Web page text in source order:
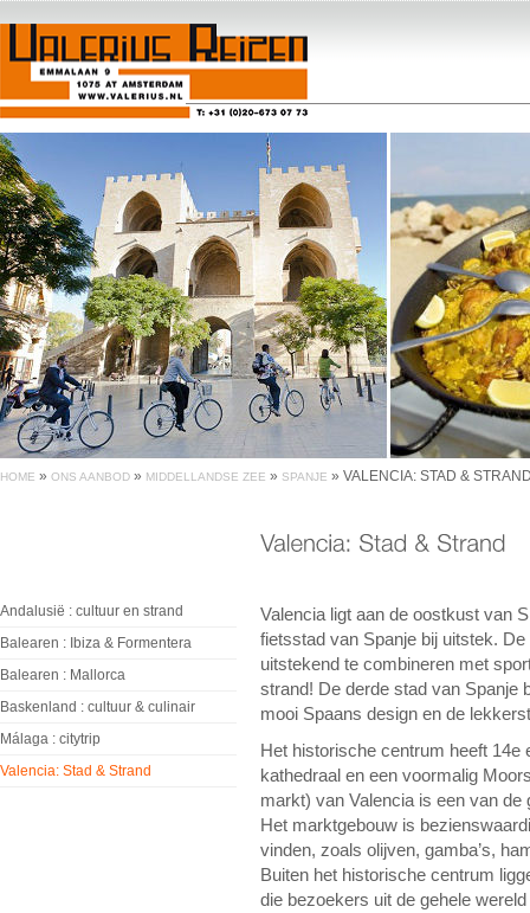
HOME » ONS AANBOD » MIDDELLANDSE ZEE » SPANJE » VALENCIA: STAD &
Andalusië : cultuur en strand
Balearen : Ibiza & Formentera
Balearen : Mallorca
Baskenland : cultuur & culinair
Málaga : citytrip
Valencia: Stad & Strand
Valencia ligt aan de oostkust van
fietsstad van Spanje bij uitstek.
uitstekend te combineren met
strand! De derde stad van Spanje
mooi Spaans design en de
Het historische centrum heeft
kathedraal en een voormalig
markt) van Valencia is een van
Het marktgebouw is
vinden, zoals olijven, gamba’s,
Buiten het historische centrum
die bezoekers uit de gehele